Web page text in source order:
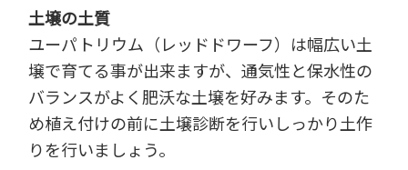
土壌の土質
ユーパトリウム（レッドドワーフ）は幅広い土
壌で育てる事が出来ますが、通気性と保水性の
バランスがよく肥沃な土壌を好みます。そのた
め植え付けの前に土壌診断を行いしっかり土作
りを行いましょう。